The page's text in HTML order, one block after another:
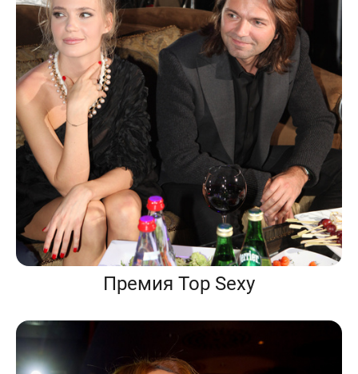
Премия Top Sexy